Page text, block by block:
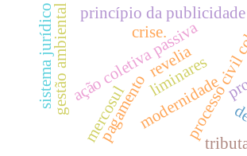
ação coletiva passiva
p
r
o
c
e
s
s
o
c
i
v
i
l
c
o
l
e
t
i
v
liminares
pagamento
crise.
modernidade
gestão ambiental princípio da publicidade
sistema jurídico
mercosul
revelia